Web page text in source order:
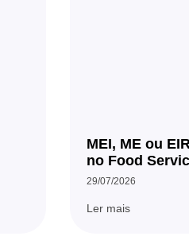
MEI, ME ou
no Food
29/07/2026
Ler mais